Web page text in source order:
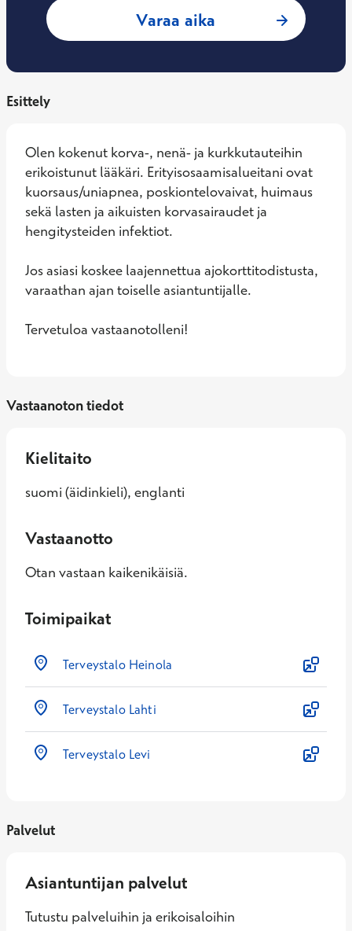
Varaa aika : Aarre Salonen,
Esittely
Olen kokenut korva-, nenä- ja kurkkutauteihin
erikoistunut lääkäri. Erityisosaamisalueitani ovat
kuorsaus/uniapnea, poskiontelovaivat, huimaus
sekä lasten ja aikuisten korvasairaudet ja
hengitysteiden infektiot.
Jos asiasi koskee laajennettua ajokorttitodistusta,
varaathan ajan toiselle asiantuntijalle.
Tervetuloa vastaanotolleni!
Vastaanoton tiedot
Kielitaito
suomi (äidinkieli), englanti
Vastaanotto
Otan vastaan kaikenikäisiä.
Toimipaikat
Terveystalo Heinola
Terveystalo Lahti
Terveystalo Levi
Palvelut
Asiantuntijan palvelut
Tutustu palveluihin ja erikoisaloihin